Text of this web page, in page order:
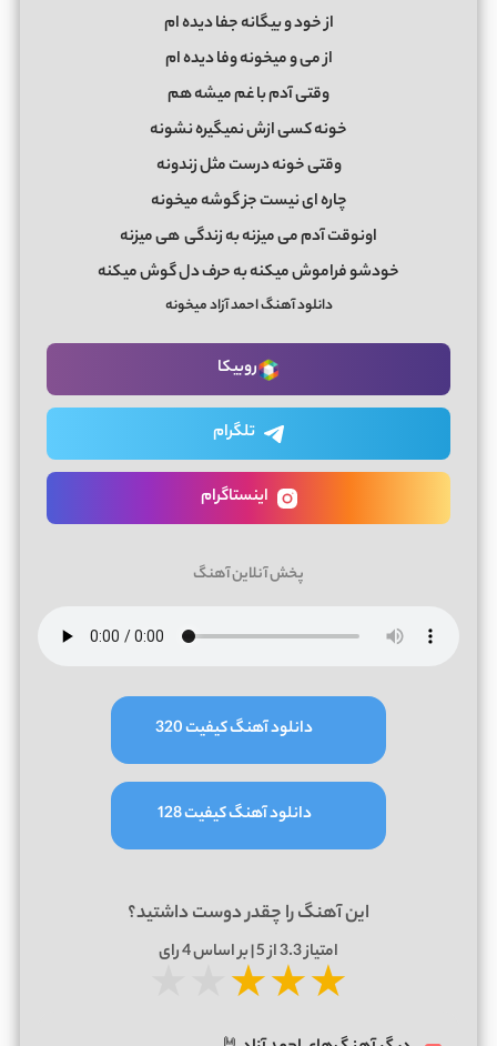
از خود و بیگانه جفا دیده ام
از می و میخونه وفا دیده ام
وقتی آدم با غم میشه هم
خونه کسی ازش نمیگیره نشونه
وقتی خونه درست مثل زندونه
چاره ای نیست جز گوشه میخونه
اونوقت آدم می میزنه به زندگی هی میزنه
خودشو فراموش میکنه به حرف دل گوش میکنه
دانلود آهنگ احمد آزاد میخونه
روبیکا
تلگرام
اینستاگرام
پخش آنلاین آهنگ
دانلود آهنگ کیفیت 320
دانلود آهنگ کیفیت 128
این آهنگ را چقدر دوست داشتید؟
امتیاز3.3از 5 | بر اساس 4رای
★★★